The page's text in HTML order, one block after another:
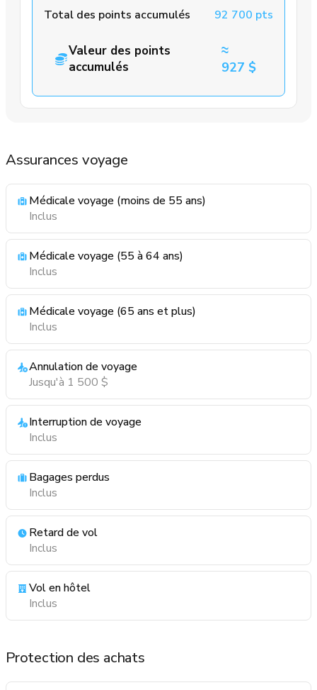
Total des points accumulés 92 700 pts
Valeur des points
accumulés
≈
927 $
Assurances voyage
Médicale voyage (moins de 55 ans)
Inclus
Médicale voyage (55 à 64 ans)
Inclus
Médicale voyage (65 ans et plus)
Inclus
Annulation de voyage
Jusqu'à 1 500 $
Interruption de voyage
Inclus
Bagages perdus
Inclus
Retard de vol
Inclus
Vol en hôtel
Inclus
Protection des achats